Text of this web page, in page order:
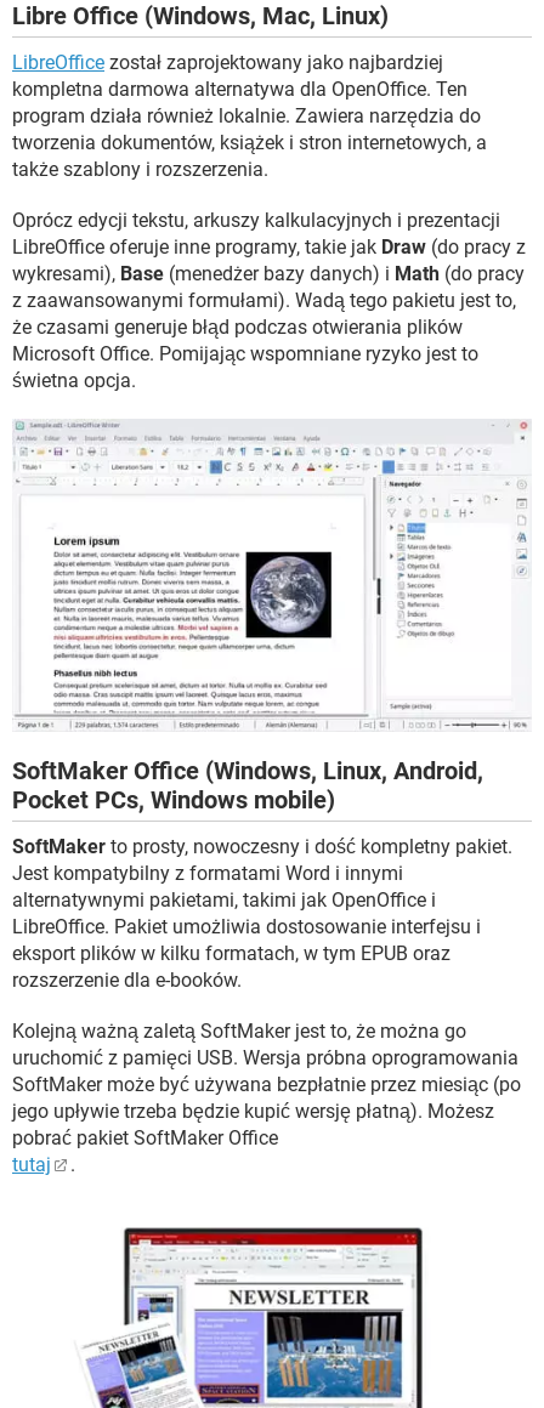
Libre Office (Windows, Mac, Linux)
LibreOffice został zaprojektowany jako najbardziej
kompletna darmowa alternatywa dla OpenOffice. Ten
program działa również lokalnie. Zawiera narzędzia do
tworzenia dokumentów, książek i stron internetowych, a
także szablony i rozszerzenia.
Oprócz edycji tekstu, arkuszy kalkulacyjnych i prezentacji
LibreOffice oferuje inne programy, takie jak Draw (do pracy z
wykresami), Base (menedżer bazy danych) i Math (do pracy
z zaawansowanymi formułami). Wadą tego pakietu jest to,
że czasami generuje błąd podczas otwierania plików
Microsoft Office. Pomijając wspomniane ryzyko jest to
świetna opcja.
SoftMaker Office (Windows, Linux, Android,
Pocket PCs, Windows mobile)
SoftMaker to prosty, nowoczesny i dość kompletny pakiet.
Jest kompatybilny z formatami Word i innymi
alternatywnymi pakietami, takimi jak OpenOffice i
LibreOffice. Pakiet umożliwia dostosowanie interfejsu i
eksport plików w kilku formatach, w tym EPUB oraz
rozszerzenie dla e-booków.
Kolejną ważną zaletą SoftMaker jest to, że można go
uruchomić z pamięci USB. Wersja próbna oprogramowania
SoftMaker może być używana bezpłatnie przez miesiąc (po
jego upływie trzeba będzie kupić wersję płatną). Możesz
pobrać pakiet SoftMaker Office
tutaj
.